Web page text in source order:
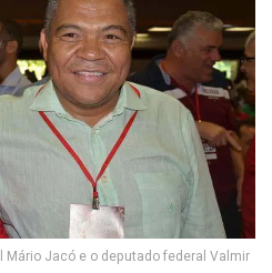
Jacó e o deputado federal Valmir